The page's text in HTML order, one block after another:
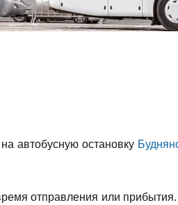
автобусную остановку
отправления или